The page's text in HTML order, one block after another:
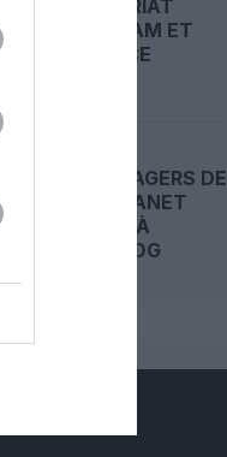
PARTENARIAT
ENTRE FRAM ET
AIR FRANCE
340 PASSAGERS DE
SMALL PLANET
BLOQUÉS À
ROISSY-CDG